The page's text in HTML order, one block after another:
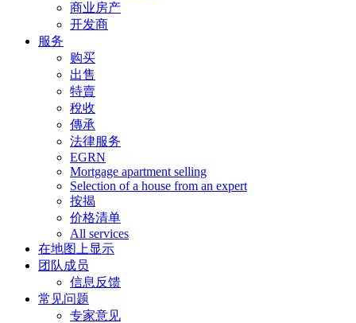
商业房产
开发商
服务
购买
出售
特賣
稅收
傳承
法律服务
EGRN
Mortgage apartment selling
Selection of a house from an expert
按揭
价格清单
All services
在地图上显示
团队成员
信息反馈
常见问题
专家意见